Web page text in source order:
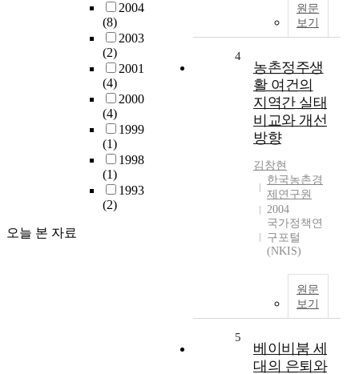
2004
(8)
2003
(2)
2001
(4)
2000
(4)
1999
(1)
1998
(1)
1993
(2)
오늘 본 자료
원문
보기
4
농촌정주생
활 여건의
지역간 실태
비교와 개선
방향
김창현
한국농촌경
제연구원
2004
국가정책연
구포털
(NKIS)
원문
보기
5
베이비붐 세
대의 은퇴와